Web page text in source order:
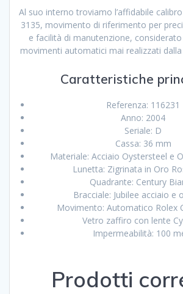
Al suo interno troviamo l’affidabile
3135, movimento di riferimento per
e facilità di manutenzione,
movimenti automatici mai realizzati
Caratteristiche
Referenza: 116231
Anno: 2004
Seriale: D
Cassa: 36 mm
Materiale: Acciaio Oystersteel e
Lunetta: Zigrinata in Oro
Quadrante: Century
Bracciale: Jubilee acciaio e
Movimento: Automatico Rolex
Vetro zaffiro con lente
Impermeabilità: 100
Prodotti